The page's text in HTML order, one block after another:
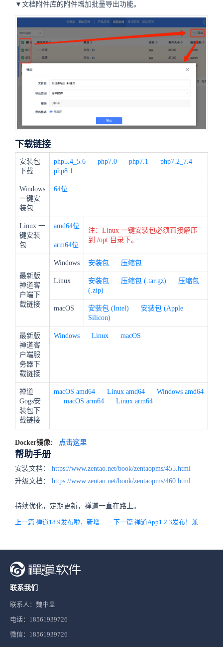
▼文档附件库的附件增加批量导出功能。
下载链接
安装包
下载
php5.4_5.6 php7.0 php7.1
php7.2_7.4
php8.1
Windows
一键安
装包
64位
Linux 一
键安装
包
amd64位
arm64位
注：Linux 一键安装包必须直接解压
到 /opt 目录下。
最新版
禅道客
户端下
载链接
Windows 安装包 压缩包
Linux 安装包 压缩包 (.tar.gz)
压缩包
(.zip)
macOS 安装包 (Intel)
安装包 (Apple
Silicon)
最新版
禅道客
户端服
务器下
载链接
Windows Linux macOS
禅道
Gogs安
装包下
载链接
macOS amd64 Linux amd64
Windows amd64
macOS arm64
Linux arm64
Docker镜像: 点击这里
帮助手册
安装文档： https://www.zentao.net/book/zentaopms/455.html
升级文档： https://www.zentao.net/book/zentaopms/460.html
持续优化，定期更新，禅道一直在路上。
上一篇 禅道18.9发布啦，新增禅道AI聊天功能，优化客户端导航及个人中心设置！ 下一篇 禅道App1.2.3发布！兼容IPD版本
联系我们
联系人：魏中显
电话：18561939726
微信：18561939726